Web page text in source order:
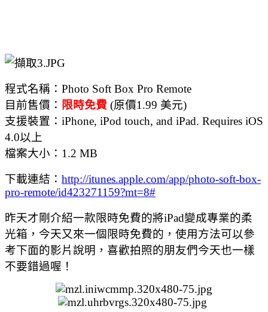
程式名稱：Photo Soft Box Pro Remote
目前售價： 限時免費 (原價1.99 美元)
支援裝置：iPhone, iPod touch, and iPad. Requires iOS
4.0以上
檔案大小：1.2 MB
下載連結： http://itunes.apple.com/app/photo-soft-box-
pro-remote/id423271159?mt=8#
昨天才剛介紹一款限時免費的將iPad變成專業的柔
光箱，今天又來一個限時免費的，使用方法可以參
考下面的影片說明，喜歡拍照的朋友們今天也一樣
不要錯過喔！